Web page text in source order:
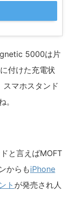
5000は片
付けた充電状
マホスタンド
。
と言えばMOFT
からもiPhone
ト が発売され人